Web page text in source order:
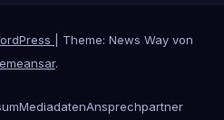
Theme: News Way von
.
MediadatenAnsprechpartner